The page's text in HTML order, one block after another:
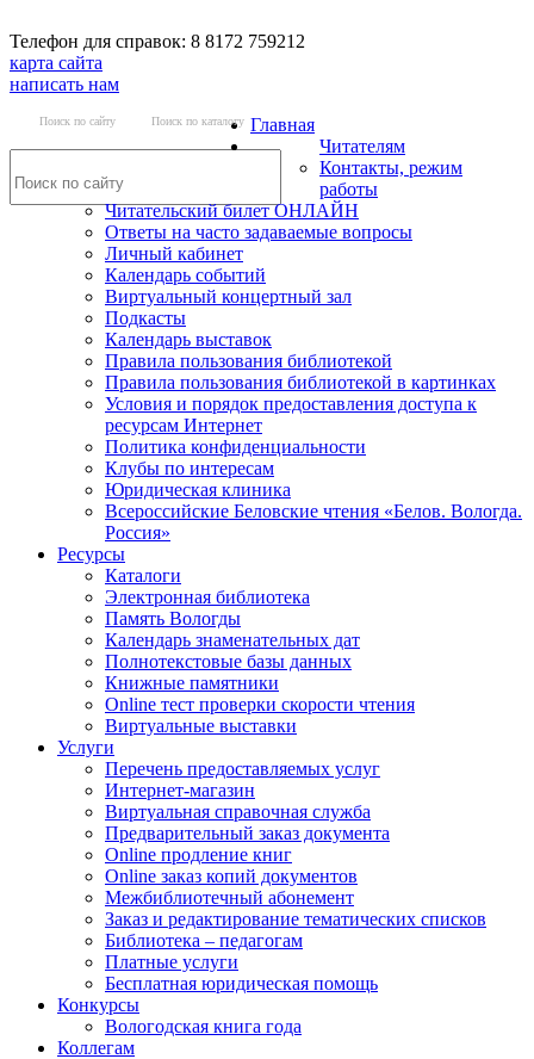
Телефон для справок: 8 8172 759212
карта сайта
написать нам
Поиск по сайту Поиск по каталогу Главная
Читателям
Контакты, режим
работы
Читательский билет ОНЛАЙН
Ответы на часто задаваемые вопросы
Личный кабинет
Календарь событий
Виртуальный концертный зал
Подкасты
Календарь выставок
Правила пользования библиотекой
Правила пользования библиотекой в картинках
Условия и порядок предоставления доступа к
ресурсам Интернет
Политика конфиденциальности
Клубы по интересам
Юридическая клиника
Всероссийские Беловские чтения «Белов. Вологда.
Россия»
Ресурсы
Каталоги
Электронная библиотека
Память Вологды
Календарь знаменательных дат
Полнотекстовые базы данных
Книжные памятники
Online тест проверки скорости чтения
Виртуальные выставки
Услуги
Перечень предоставляемых услуг
Интернет-магазин
Виртуальная справочная служба
Предварительный заказ документа
Online продление книг
Online заказ копий документов
Межбиблиотечный абонемент
Заказ и редактирование тематических списков
Библиотека – педагогам
Платные услуги
Бесплатная юридическая помощь
Конкурсы
Вологодская книга года
Коллегам